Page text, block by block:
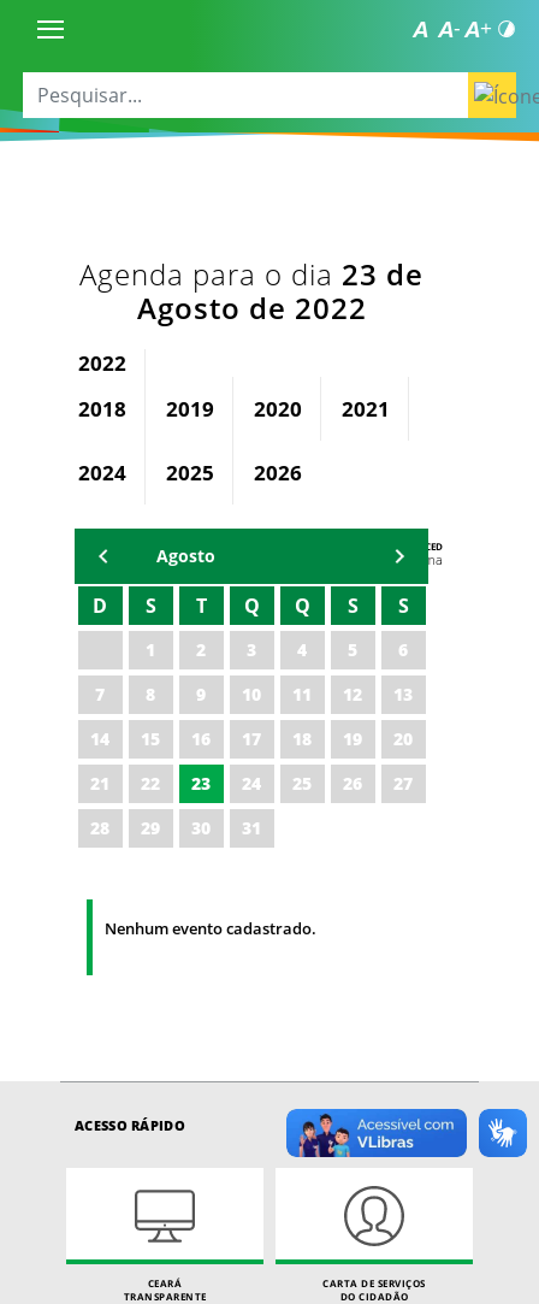
Agenda para o dia 23 de
Agosto de 2022
2022
2018
2019 2020 2021
2024 2025 2026
AGENDA DA CODED/CED
Vagna Lima
Agosto
D S T Q Q S S
1 2 3 4 5
6
7
8 9 10 11 12
13
14
15 16 17 18 19
20
21
22 23 24 25 26
27
28
29 30 31
Nenhum evento cadastrado.
ACESSO RÁPIDO
CEARÁ
TRANSPARENTE
CARTA DE SERVIÇOS
DO CIDADÃO